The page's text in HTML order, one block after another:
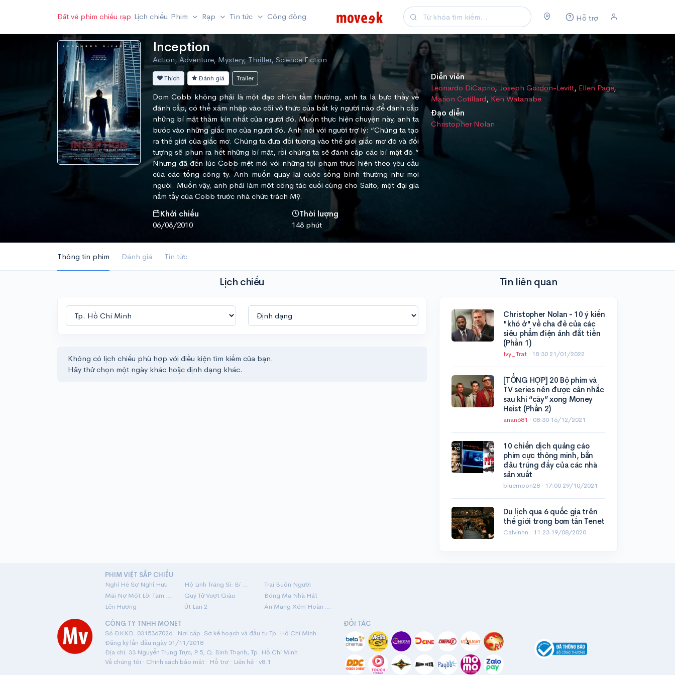
Hỗ trợ
Đặt vé phim chiếu rạp Lịch chiếu Phim Rạp Tin tức Cộng đồng
Inception
Action, Adventure, Mystery, Thriller, Science Fiction
Thích Đánh giá Trailer
Dom Cobb không phải là một đạo chích tầm thường, anh ta là bực thầy về
đánh cắp, có thể xâm nhập vào cõi vô thức của bất kỳ người nào để đánh cắp
những bí mật thầm kín nhất của người đó. Muốn thực hiện chuyện này, anh ta
bước vào những giấc mơ của người đó. Anh nói với người trợ lý: “Chúng ta tạo
ra thế giới của giấc mơ. Chúng ta đưa đối tượng vào thế giới giấc mơ đó và đối
tượng sẽ phun ra hết những bí mật, rồi chúng ta sẽ đánh cắp các bí mật đó.”
Nhưng đã đến lúc Cobb mệt mỏi với những tội phạm thực hiện theo yêu cầu
của các tổng công ty. Anh muốn quay lại cuộc sống bình thường như mọi
người. Muốn vậy, anh phải làm một công tác cuối cùng cho Saito, một đại gia
nắm tẩy của Cobb trước nhà chức trách Mỹ.
Khởi chiếu
06/08/2010
Thời lượng
148 phút
Diễn viên
Leonardo DiCaprio, Joseph Gordon-Levitt, Ellen Page,
Marion Cotillard, Ken Watanabe
Đạo diễn
Christopher Nolan
Thông tin phim Đánh giá Tin tức
Lịch chiếu
Không có lịch chiếu phù hợp với điều kiện tìm kiếm của bạn.
Hãy thử chọn một ngày khác hoặc định dạng khác.
Tin liên quan
Christopher Nolan - 10 ý kiến
"khó ở" về cha đẻ của các
siêu phẩm điện ảnh đắt tiền
(Phần 1)
Ivy_Trat · 18:30 21/01/2022
[TỔNG HỢP] 20 Bộ phim và
TV series nên được cân nhắc
sau khi “cày” xong Money
Heist (Phần 2)
anan681 · 08:30 16/12/2021
10 chiến dịch quảng cáo
phim cực thông minh, bắn
đâu trúng đấy của các nhà
sản xuất
bluemoon28 · 17:00 29/10/2021
Du lịch qua 6 quốc gia trên
thế giới trong bom tấn Tenet
Calvinnn · 11:23 19/08/2020
PHIM VIỆT SẮP CHIẾU
Nghỉ Hè Sợ Nghỉ Hưu
Hộ Linh Tráng Sĩ: Bí Ẩn Mộ Vua Đinh
Trại Buôn Người
Mãi Nợ Một Lời Tạm Biệt
Quý Tử Vượt Giàu
Bóng Ma Nhà Hát
Lên Hương
Út Lan 2
Án Mạng Xém Hoàn Hảo
CÔNG TY TNHH MONET
Số ĐKKD: 0315367026 · Nơi cấp: Sở kế hoạch và đầu tư Tp. Hồ Chí Minh ·
Đăng ký lần đầu ngày 01/11/2018
Địa chỉ: 33 Nguyễn Trung Trực, P.5, Q. Bình Thạnh, Tp. Hồ Chí Minh
Về chúng tôi · Chính sách bảo mật· Hỗ trợ· Liên hệ· v8.1
ĐỐI TÁC